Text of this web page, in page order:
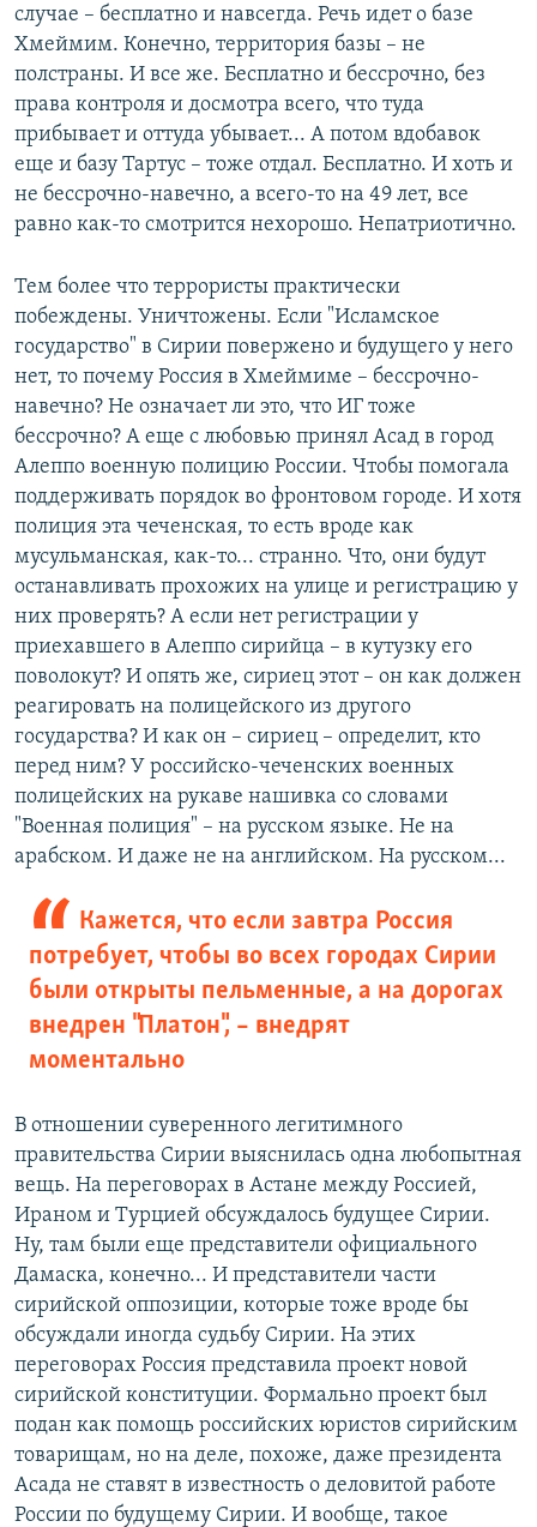
случае – бесплатно и навсегда. Речь идет о базе
Хмеймим. Конечно, территория базы – не
полстраны. И все же. Бесплатно и бессрочно, без
права контроля и досмотра всего, что туда
прибывает и оттуда убывает... А потом вдобавок
еще и базу Тартус – тоже отдал. Бесплатно. И хоть и
не бессрочно-навечно, а всего-то на 49 лет, все
равно как-то смотрится нехорошо. Непатриотично.
Тем более что террористы практически
побеждены. Уничтожены. Если "Исламское
государство" в Сирии повержено и будущего у него
нет, то почему Россия в Хмеймиме – бессрочно-
навечно? Не означает ли это, что ИГ тоже
бессрочно? А еще с любовью принял Асад в город
Алеппо военную полицию России. Чтобы помогала
поддерживать порядок во фронтовом городе. И хотя
полиция эта чеченская, то есть вроде как
мусульманская, как-то... странно. Что, они будут
останавливать прохожих на улице и регистрацию у
них проверять? А если нет регистрации у
приехавшего в Алеппо сирийца – в кутузку его
поволокут? И опять же, сириец этот – он как должен
реагировать на полицейского из другого
государства? И как он – сириец – определит, кто
перед ним? У российско-чеченских военных
полицейских на рукаве нашивка со словами
"Военная полиция" – на русском языке. Не на
арабском. И даже не на английском. На русском...
Кажется, что если завтра Россия
потребует, чтобы во всех городах Сирии
были открыты пельменные, а на дорогах
внедрен "Платон", – внедрят
моментально
В отношении суверенного легитимного
правительства Сирии выяснилась одна любопытная
вещь. На переговорах в Астане между Россией,
Ираном и Турцией обсуждалось будущее Сирии.
Ну, там были еще представители официального
Дамаска, конечно... И представители части
сирийской оппозиции, которые тоже вроде бы
обсуждали иногда судьбу Сирии. На этих
переговорах Россия представила проект новой
сирийской конституции. Формально проект был
подан как помощь российских юристов сирийским
товарищам, но на деле, похоже, даже президента
Асада не ставят в известность о деловитой работе
России по будущему Сирии. И вообще, такое